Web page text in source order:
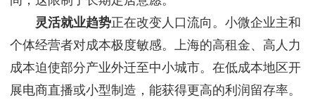
灵活就业趋势正在改变人口流向。小微企业主和
个体经营者对成本极度敏感。上海的高租金、高人力
成本迫使部分产业外迁至中小城市。在低成本地区开
展电商直播或小型制造，能获得更高的利润留存率。